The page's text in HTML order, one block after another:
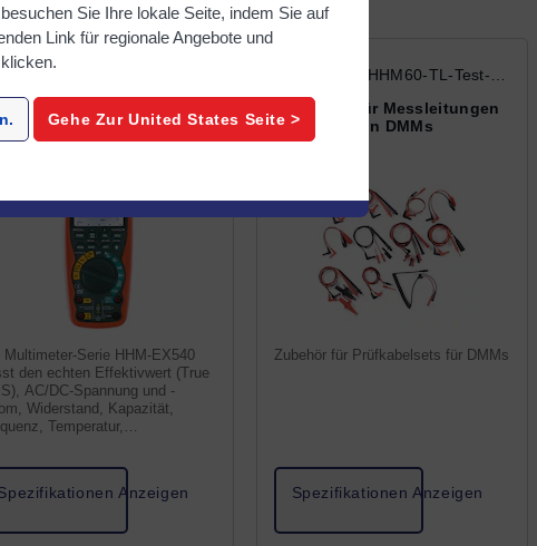
EX540-Multimeter-Series
(IP67) für den
Schwerstgebrauch
Multimeter-Serie HHM-EX540
den echten Effektivwert (True
AC/DC-Spannung und -
Widerstand, Kapazität,
Temperatur,
Anzeigen
HHM-TL--HHM60-TL-Test-
Leads
Zubehör für Messleitungen
von DMMs
Zubehör für Prüfkabelsets für DMMs
Spezifikationen Anzeigen
Sie Ihre lokale Seite, indem Sie auf
Link für regionale Angebote und
Gehe ZurUnited States Seite >